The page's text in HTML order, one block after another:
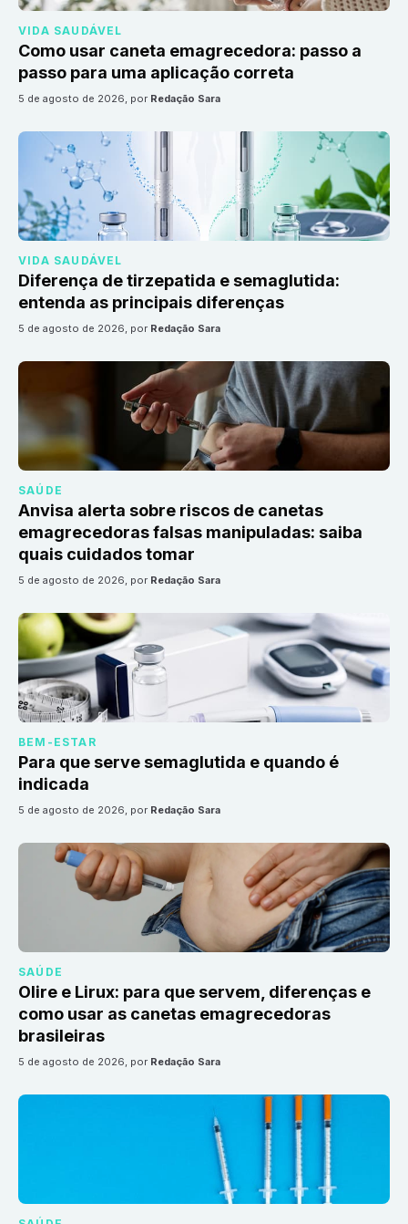
VIDA SAUDÁVEL
Como usar caneta emagrecedora: passo a
passo para uma aplicação correta
5 de agosto de 2026, por Redação Sara
VIDA SAUDÁVEL
Diferença de tirzepatida e semaglutida:
entenda as principais diferenças
5 de agosto de 2026, por Redação Sara
SAÚDE
Anvisa alerta sobre riscos de canetas
emagrecedoras falsas manipuladas: saiba
quais cuidados tomar
5 de agosto de 2026, por Redação Sara
BEM-ESTAR
Para que serve semaglutida e quando é
indicada
5 de agosto de 2026, por Redação Sara
SAÚDE
Olire e Lirux: para que servem, diferenças e
como usar as canetas emagrecedoras
brasileiras
5 de agosto de 2026, por Redação Sara